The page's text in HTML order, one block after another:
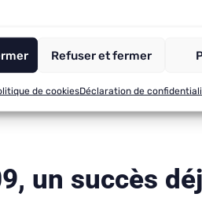
Refuser et fermer
de cookiesDéclaration de
mon
au dispositif gouvernemental
un succès